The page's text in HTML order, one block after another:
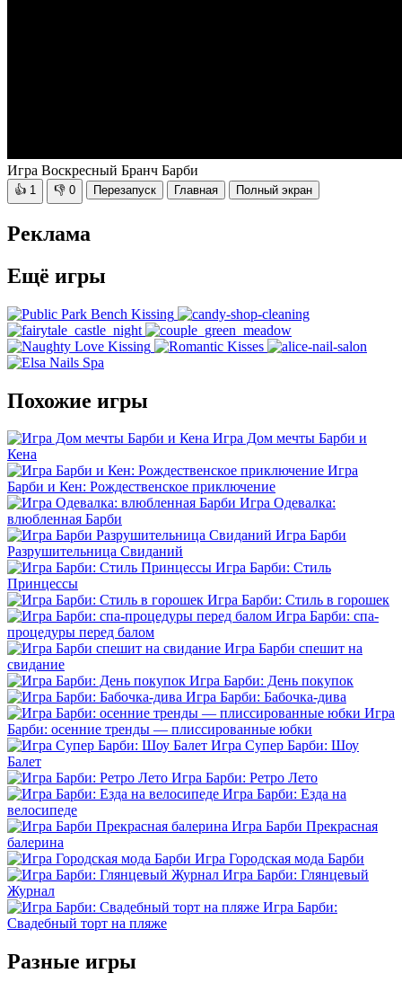
Игра Воскресный Бранч Барби
👍 1 👎 0 Перезапуск Главная Полный экран
Реклама
Ещё игры
Похожие игры
Игра Дом мечты Барби и
Кена
Игра
Барби и Кен: Рождественское приключение
Игра Одевалка:
влюбленная Барби
Игра Барби
Разрушительница Свиданий
Игра Барби: Стиль
Принцессы
Игра Барби: Стиль в горошек
Игра Барби: спа-
процедуры перед балом
Игра Барби спешит на
свидание
Игра Барби: День покупок
Игра Барби: Бабочка-дива
Игра
Барби: осенние тренды — плиссированные юбки
Игра Супер Барби: Шоу
Балет
Игра Барби: Ретро Лето
Игра Барби: Езда на
велосипеде
Игра Барби Прекрасная
балерина
Игра Городская мода Барби
Игра Барби: Глянцевый
Журнал
Игра Барби:
Свадебный торт на пляже
Разные игры